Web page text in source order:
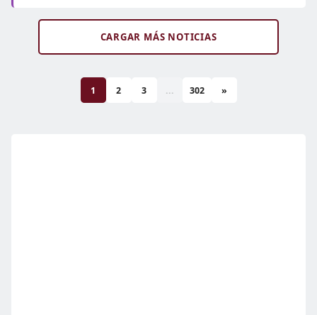
CARGAR MÁS NOTICIAS
1 2 3 ... 302 »